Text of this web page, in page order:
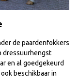
de paardenfokkers
dressuurhengst
en al goedgekeurd
beschikbaar in